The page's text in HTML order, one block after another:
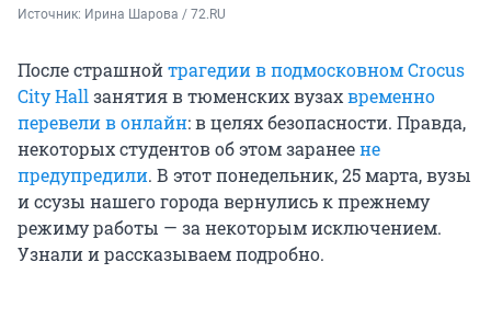
Источник: Ирина Шарова / 72.RU
После страшнойтрагедии в подмосковном Crocus
City Hallзанятия в тюменских вузахвременно
перевели в онлайн: в целях безопасности. Правда,
некоторых студентов об этом заранеене
предупредили. В этот понедельник, 25 марта, вузы
и ссузы нашего города вернулись к прежнему
режиму работы — за некоторым исключением.
Узнали и рассказываем подробно.